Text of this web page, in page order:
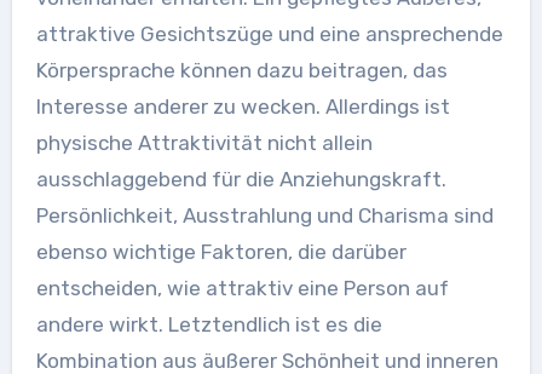
attraktive Gesichtszüge und eine ansprechende
Körpersprache können dazu beitragen, das
Interesse anderer zu wecken. Allerdings ist
physische Attraktivität nicht allein
ausschlaggebend für die Anziehungskraft.
Persönlichkeit, Ausstrahlung und Charisma sind
ebenso wichtige Faktoren, die darüber
entscheiden, wie attraktiv eine Person auf
andere wirkt. Letztendlich ist es die
Kombination aus äußerer Schönheit und inneren